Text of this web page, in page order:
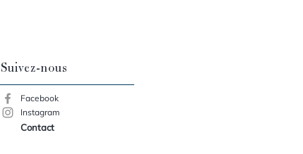
Suivez-nous
Facebook
Instagram
Contact